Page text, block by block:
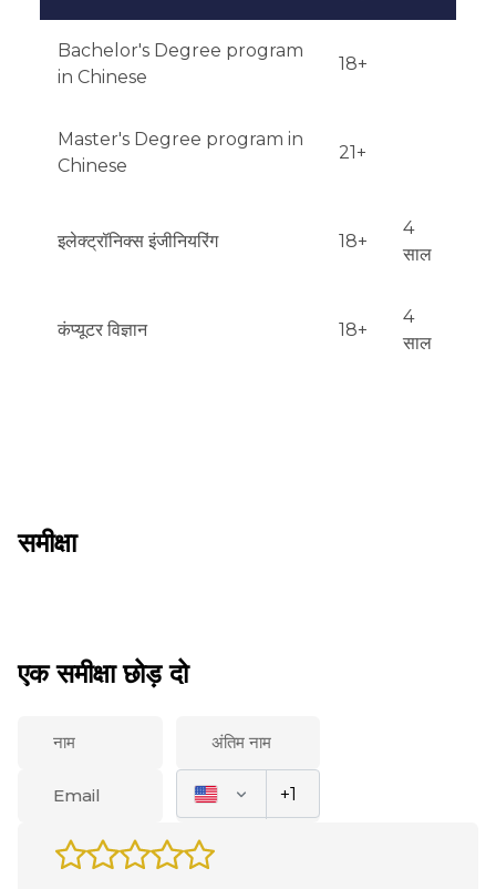
Bachelor's Degree program
in Chinese
18+
Master's Degree program in
Chinese
21+
इलेक्ट्रॉनिक्स इंजीनियरिंग 18+
4
साल
कंप्यूटर विज्ञान 18+
4
साल
समीक्षा
एक समीक्षा छोड़ दो